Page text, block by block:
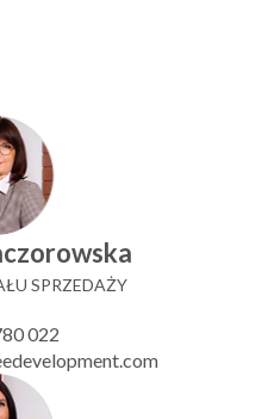
SPRZEDAŻY
022